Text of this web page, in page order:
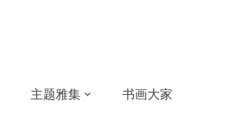
主题雅集 书画大家